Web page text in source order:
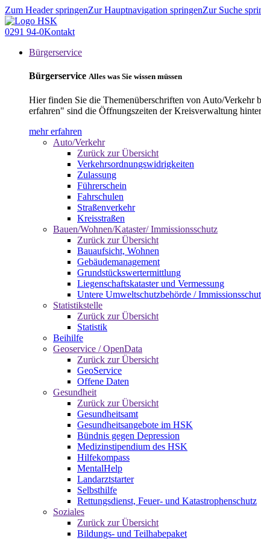
Zum Header springenZur Hauptnavigation springenZur Suche
0291 94-0Kontakt
Bürgerservice
Bürgerservice Alles was Sie wissen müssen
Hier finden Sie die Themenüberschriften von Auto/Verkehr
erfahren" sind die Öffnungszeiten der Kreisverwaltung
mehr erfahren
Auto/Verkehr
Zurück zur Übersicht
Verkehrsordnungswidrigkeiten
Zulassung
Führerschein
Fahrschulen
Straßenverkehr
Kreisstraßen
Bauen/Wohnen/Kataster/ Immissionsschutz
Zurück zur Übersicht
Bauaufsicht, Wohnen
Gebäudemanagement
Grundstückswertermittlung
Liegenschaftskataster und Vermessung
Untere Umweltschutzbehörde /
Statistikstelle
Zurück zur Übersicht
Statistik
Beihilfe
Geoservice / OpenData
Zurück zur Übersicht
GeoService
Offene Daten
Gesundheit
Zurück zur Übersicht
Gesundheitsamt
Gesundheitsangebote im HSK
Bündnis gegen Depression
Medizinstipendium des HSK
Hilfekompass
MentalHelp
Landarztstarter
Selbsthilfe
Rettungsdienst, Feuer- und Katastrophenschutz
Soziales
Zurück zur Übersicht
Bildungs- und Teilhabepaket